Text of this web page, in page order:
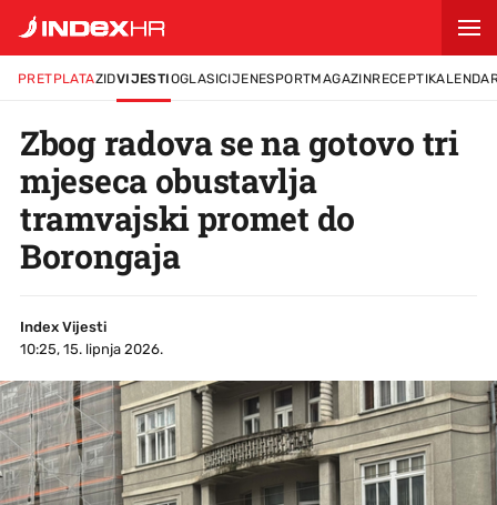
PRETPLATAZIDVIJESTIOGLASICIJENESPORTMAGAZINRECEPTI
Zbog radova se na gotovo tri
mjeseca obustavlja
tramvajski promet do
Borongaja
Index Vijesti
10:25, 15. lipnja 2026.